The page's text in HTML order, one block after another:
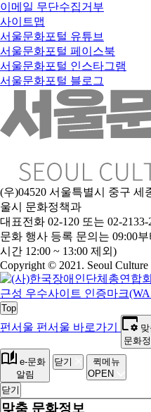
이메일 무단수집거부
사이트맵
서울문화포털 유튜브
서울문화포털 페이스북
서울문화포털 인스타그램
서울문화포털 블로그
(우)04520 서울특별시 중구 세
울시 문화정책과
대표전화 02-120 또는 02-
문화 행사 등록 문의는 09:00
시간 12:00 ~ 13:00 제외)
Copyright © 2021. Seoul Culture
Top
펀서울 펀서울 바로가기
문화
e-문화
알림
닫기
퀵메뉴
OPEN
닫기
맞춤 문화정보